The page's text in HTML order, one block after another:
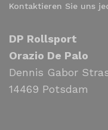
Kontaktieren Sie uns
DP Rollsport
Orazio De Palo
Dennis Gabor
14469 Potsdam